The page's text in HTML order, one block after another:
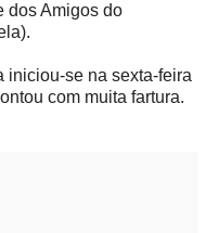
dos Amigos do
iniciou-se na sexta-feira
com muita fartura.